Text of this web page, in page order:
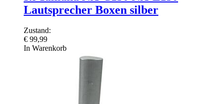
Lautsprecher Boxen silber
Zustand:
€ 99,99
In Warenkorb